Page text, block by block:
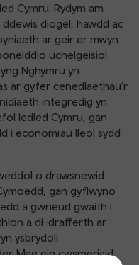
Cymru. Rydym am
diogel, hawdd ac
ar geir er mwyn
uchelgeisiol
Nghymru yn
ar gyfer cenedlaethau’r
integredig yn
ledled Cymru, gan
i economïau lleol sydd
o drawsnewid
gan gyflwyno
a gwneud gwaith i
a di-drafferth ar
ysbrydoli
Mae ein cwsmeriaid